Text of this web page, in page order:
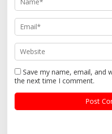
Save my name, email, and
the next time I comment.